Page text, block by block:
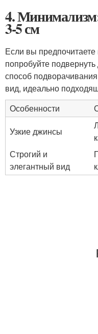
4.
3-5 см
Если вы
попробуйте
способ
вид, идеально
Особенности
Узкие джинсы
Строгий и
элегантный вид